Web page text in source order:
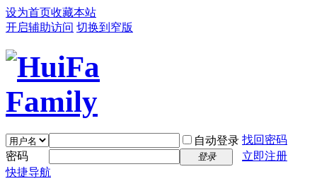
设为首页收藏本站
开启辅助访问 切换到窄版
自动登录 找回密码
密码
登录
立即注册
快捷导航